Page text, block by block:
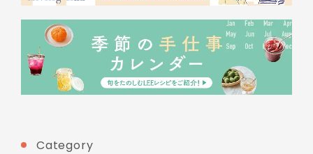
Category